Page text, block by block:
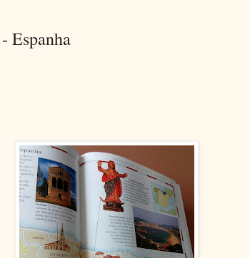
Espanha